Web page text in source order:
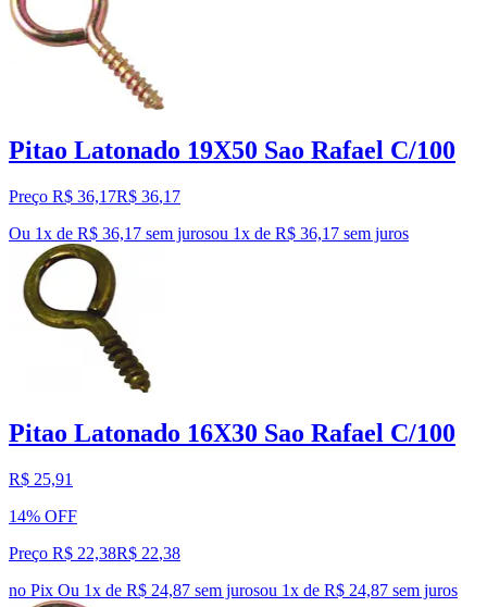
Pitao Latonado 19X50 Sao Rafael C/100
Preço R$ 36,17R$ 36,17
Ou 1x de R$ 36,17 sem jurosou 1x de R$ 36,17 sem juros
Pitao Latonado 16X30 Sao Rafael C/100
R$ 25,91
14% OFF
Preço R$ 22,38R$ 22,38
no Pix Ou 1x de R$ 24,87 sem jurosou 1x de R$ 24,87 sem juros